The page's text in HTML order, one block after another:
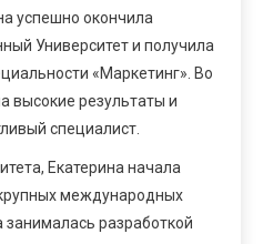
успешно окончила
Университет и получила
«Маркетинг». Во
высокие результаты и
специалист.
Екатерина начала
международных
разработкой